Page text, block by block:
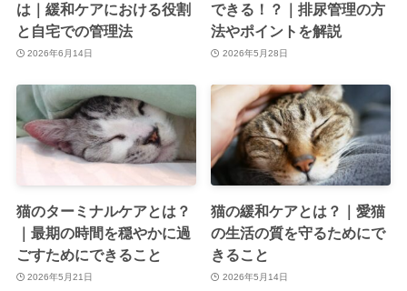
は｜緩和ケアにおける役割
と自宅での管理法
2026年6月14日
できる！？｜排尿管理の方
法やポイントを解説
2026年5月28日
猫のターミナルケアとは？
｜最期の時間を穏やかに過
ごすためにできること
2026年5月21日
猫の緩和ケアとは？｜愛猫
の生活の質を守るためにで
きること
2026年5月14日